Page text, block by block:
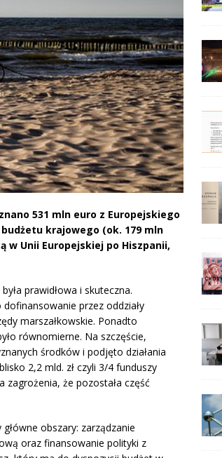
531 mln euro z Europejskiego
krajowego (ok. 179 mln
w Unii Europejskiej po Hiszpanii,
prawidłowa i skuteczna.
przez oddziały
marszałkowskie. Ponadto
równomierne. Na szczęście,
środków i podjęto działania
2,2 mld. zł czyli 3/4 funduszy
zagrożenia, że pozostała część
obszary: zarządzanie
oraz finansowanie polityki z